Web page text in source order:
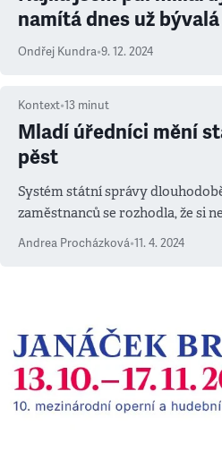
namítá dnes už
Ondřej Kundra•9. 12. 2024
Kontext•13 minut
Mladí úředníci mění
pěst
Systém státní správy
zaměstnanců se rozhodla, že si
Andrea Procházková•11. 4. 2024